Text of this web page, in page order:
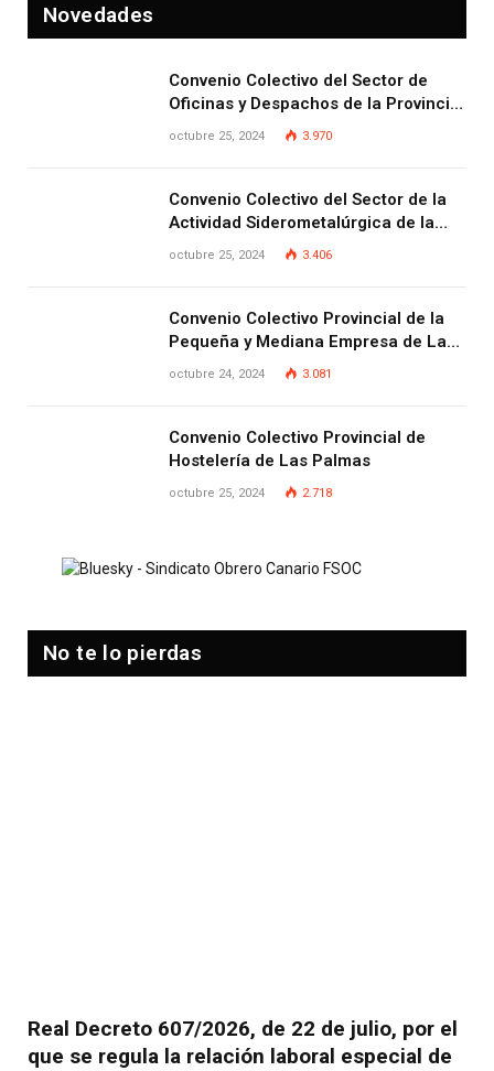
Novedades
Convenio Colectivo del Sector de
Oficinas y Despachos de la Provincia
de Las Palmas
octubre 25, 2024 3.970
Convenio Colectivo del Sector de la
Actividad Siderometalúrgica de la
Provincia de Las Palmas
octubre 25, 2024 3.406
Convenio Colectivo Provincial de la
Pequeña y Mediana Empresa de Las
Palmas.
octubre 24, 2024 3.081
Convenio Colectivo Provincial de
Hostelería de Las Palmas
octubre 25, 2024 2.718
No te lo pierdas
Real Decreto 607/2026, de 22 de julio, por el
que se regula la relación laboral especial de